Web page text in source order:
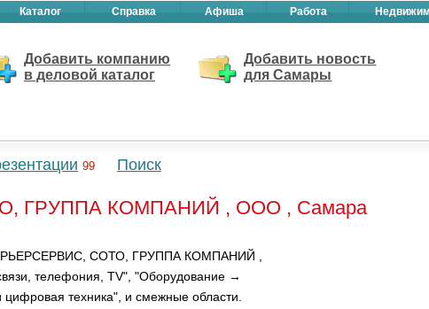
Каталог Справка Афиша Работа
Добавить компанию
в деловой каталог
Добавить новость
для Самары
99 Поиск
ГРУППА КОМПАНИЙ , ООО , Самара
СОТО, ГРУППА КОМПАНИЙ ,
телефония, TV", "Оборудование →
техника", и смежные области.